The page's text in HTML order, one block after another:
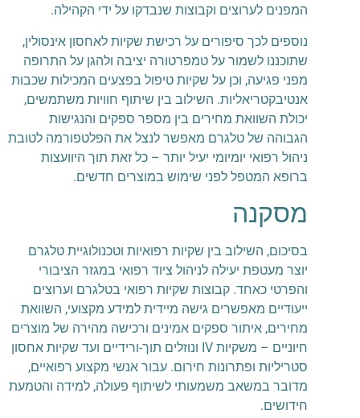
המפנים לערוצים וקבוצות שנבדקו על ידי הקהילה.
נוספים לכך סיפורים על רכישת שקיות לאחסון אינסולין,
שתוכננו לשמור על טמפרטורה יציבה ולהגן על התרופה
מפני פגיעה, וכן על שקיות טיפול בפצעים המכילות שכבות
אנטיבקטריאליות. השילוב בין שיתוף חוויות משתמשים,
יכולת השוואת מחירים בין מספר ספקים והנגישות
הגבוהה של טלגרם מאפשר לנצל את הפלטפורמה לטובת
ניהול רפואי יומיומי יעיל יותר – כל זאת תוך היוועצות
ברופא המטפל לפני שימוש במוצרים חדשים.
מסקנה
בסיכום, השילוב בין שקיות רפואיות וטכנולוגיית טלגרם
יוצר מעטפת יעילה לניהול ציוד רפואי במגזר הציבורי
והפרטי כאחד. קבוצות שקיות רפואי בטלגרם וערוצים
ייעודיים מאפשרים גישה מיידית למידע מקצועי, השוואת
מחירים, איתור ספקים אמינים ורכישה מהירה של מוצרים
חיוניים – משקיות IV ונוזלים תוך-ורידיים ועד שקיות אחסון
סטריליות ופתרונות חירום. עבור אנשי מקצוע רפואיים,
מדובר במשאב משמעותי לשיתוף פעולה, למידה והטמעת
חידושים.